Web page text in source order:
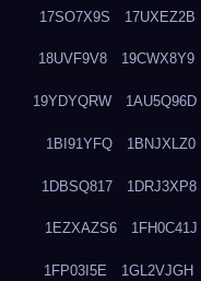
17SO7X9S 17UXEZ2B
18UVF9V8 19CWX8Y9
19YDYQRW 1AU5Q96D
1BI91YFQ 1BNJXLZ0
1DBSQ817 1DRJ3XP8
1EZXAZS6 1FH0C41J
1FP03I5E 1GL2VJGH